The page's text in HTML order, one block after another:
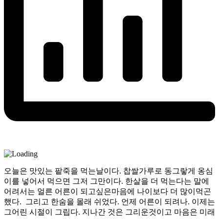
오늘은 맛있는 팥죽을 먹는날이다. 찹쌀가루로 동그랗게 옹심
이를 넣어서 먹으면 그저 그만이다. 한살을 더 먹는다는 말에
어려서는 얼른 어른이 되고싶은마음에 나이보다 더 많이먹곤
했다. 그리고 한숨을 몰래 쉬었다. 언제 어른이 되려나. 이제는
그어린 시절이 그립다. 지나간 것은 그리운것이고 마음은 미래